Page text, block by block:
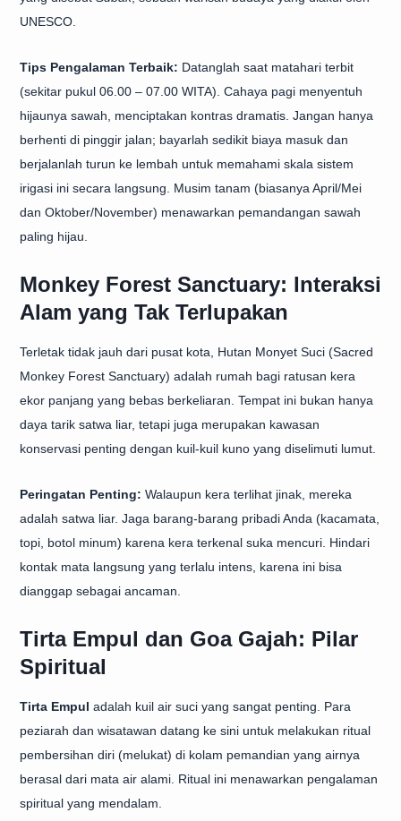
UNESCO.
Tips Pengalaman Terbaik: Datanglah saat matahari terbit
(sekitar pukul 06.00 – 07.00 WITA). Cahaya pagi menyentuh
hijaunya sawah, menciptakan kontras dramatis. Jangan hanya
berhenti di pinggir jalan; bayarlah sedikit biaya masuk dan
berjalanlah turun ke lembah untuk memahami skala sistem
irigasi ini secara langsung. Musim tanam (biasanya April/Mei
dan Oktober/November) menawarkan pemandangan sawah
paling hijau.
Monkey Forest Sanctuary: Interaksi
Alam yang Tak Terlupakan
Terletak tidak jauh dari pusat kota, Hutan Monyet Suci (Sacred
Monkey Forest Sanctuary) adalah rumah bagi ratusan kera
ekor panjang yang bebas berkeliaran. Tempat ini bukan hanya
daya tarik satwa liar, tetapi juga merupakan kawasan
konservasi penting dengan kuil-kuil kuno yang diselimuti lumut.
Peringatan Penting: Walaupun kera terlihat jinak, mereka
adalah satwa liar. Jaga barang-barang pribadi Anda (kacamata,
topi, botol minum) karena kera terkenal suka mencuri. Hindari
kontak mata langsung yang terlalu intens, karena ini bisa
dianggap sebagai ancaman.
Tirta Empul dan Goa Gajah: Pilar
Spiritual
Tirta Empul adalah kuil air suci yang sangat penting. Para
peziarah dan wisatawan datang ke sini untuk melakukan ritual
pembersihan diri (melukat) di kolam pemandian yang airnya
berasal dari mata air alami. Ritual ini menawarkan pengalaman
spiritual yang mendalam.